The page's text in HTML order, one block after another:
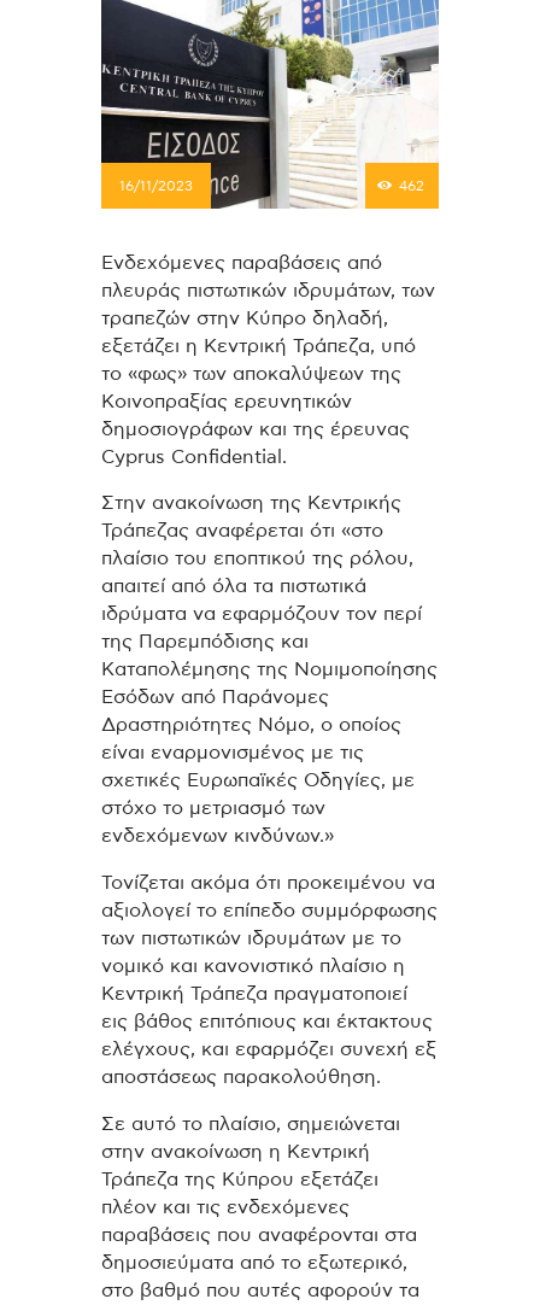
16/11/2023 462
Eνδεχόμενες παραβάσεις από
πλευράς πιστωτικών ιδρυμάτων, των
τραπεζών στην Κύπρο δηλαδή,
εξετάζει η Κεντρική Τράπεζα, υπό
το «φως» των αποκαλύψεων της
Κοινοπραξίας ερευνητικών
δημοσιογράφων και της έρευνας
Cyprus Confidential.
Στην ανακοίνωση της Κεντρικής
Τράπεζας αναφέρεται ότι «στο
πλαίσιο του εποπτικού της ρόλου,
απαιτεί από όλα τα πιστωτικά
ιδρύματα να εφαρμόζουν τον περί
της Παρεμπόδισης και
Καταπολέμησης της Νομιμοποίησης
Εσόδων από Παράνομες
Δραστηριότητες Νόμο, ο οποίος
είναι εναρμονισμένος με τις
σχετικές Ευρωπαϊκές Οδηγίες, με
στόχο το μετριασμό των
ενδεχόμενων κινδύνων.»
Τονίζεται ακόμα ότι προκειμένου να
αξιολογεί το επίπεδο συμμόρφωσης
των πιστωτικών ιδρυμάτων με το
νομικό και κανονιστικό πλαίσιο η
Κεντρική Τράπεζα πραγματοποιεί
εις βάθος επιτόπιους και έκτακτους
ελέγχους, και εφαρμόζει συνεχή εξ
αποστάσεως παρακολούθηση.
Σε αυτό το πλαίσιο, σημειώνεται
στην ανακοίνωση η Κεντρική
Τράπεζα της Κύπρου εξετάζει
πλέον και τις ενδεχόμενες
παραβάσεις που αναφέρονται στα
δημοσιεύματα από το εξωτερικό,
στο βαθμό που αυτές αφορούν τα